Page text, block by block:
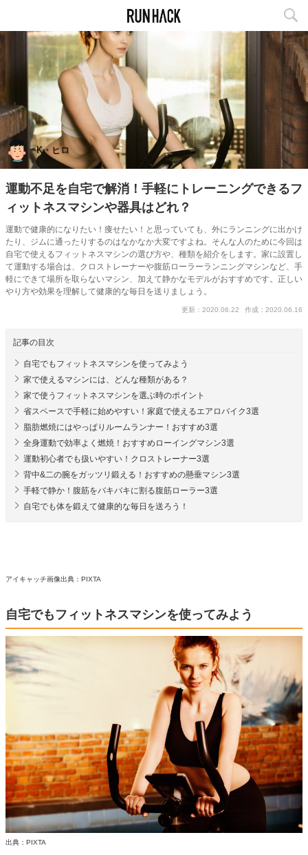
K・ヒロ
運動不足を自宅で解消！手軽にトレーニングできるフ
ィットネスマシンや器具はどれ？
運動で健康的になりたい！痩せたい！と思っていても、外にランニングに出かけ
たり、ジムに通ったりするのはなかなか大変ですよね。そんな人のために今回は
自宅で使えるフィットネスマシンの選び方や、種類を紹介をします。家に設置し
て運動する場合は、クロストレーナーや腹筋ローラーランニングマシンなど、手
軽にできて場所を取らないマシン、加えて静かなモデルがおすすめです。正しい
やり方や効果を理解して健康的な毎日を送りましょう。
更新：2020.06.22 作成：2020.06.16
記事の目次
自宅でもフィットネスマシンを使ってみよう
家で使えるマシンには、どんな種類がある？
家で使うフィットネスマシンを選ぶ時のポイント
省スペースで手軽に始めやすい！家庭で使えるエアロバイク3選
脂肪燃焼にはやっぱりルームランナー！おすすめ3選
全身運動で効率よく燃焼！おすすめローイングマシン3選
運動初心者でも扱いやすい！クロストレーナー3選
背中&二の腕をガッツリ鍛える！おすすめの懸垂マシン3選
手軽で静か！腹筋をバキバキに割る腹筋ローラー3選
自宅でも体を鍛えて健康的な毎日を送ろう！
アイキャッチ画像出典：PIXTA
自宅でもフィットネスマシンを使ってみよう
出典：PIXTA